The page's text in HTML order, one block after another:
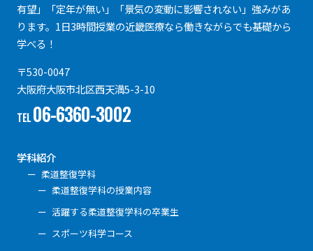
有望」「定年が無い」「景気の変動に影響されない」強みがあ
ります。1日3時間授業の近畿医療なら働きながらでも基礎から
学べる！
〒530-0047
大阪府大阪市北区西天満5-3-10
TEL06-6360-3002
学科紹介
柔道整復学科
柔道整復学科の授業内容
活躍する柔道整復学科の卒業生
スポーツ科学コース